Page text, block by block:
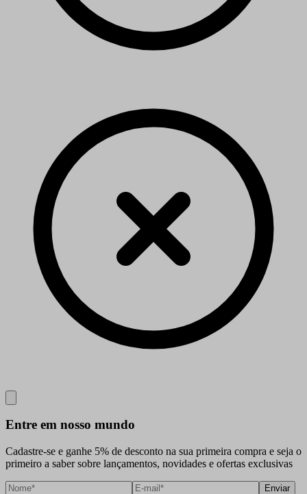
Entre em nosso mundo
Cadastre-se e ganhe 5% de desconto na sua primeira compra e seja o
primeiro a saber sobre lançamentos, novidades e ofertas exclusivas
Enviar